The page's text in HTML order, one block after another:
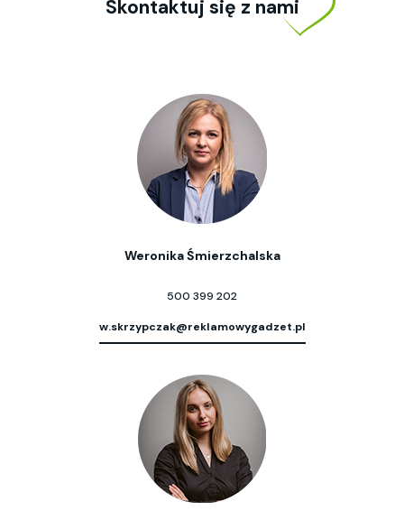
Skontaktuj się z nami
Weronika Śmierzchalska
500 399 202
w.skrzypczak@reklamowygadzet.pl